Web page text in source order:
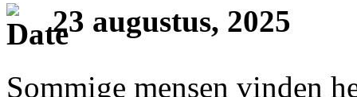
23 augustus, 2025
Sommige mensen vinden